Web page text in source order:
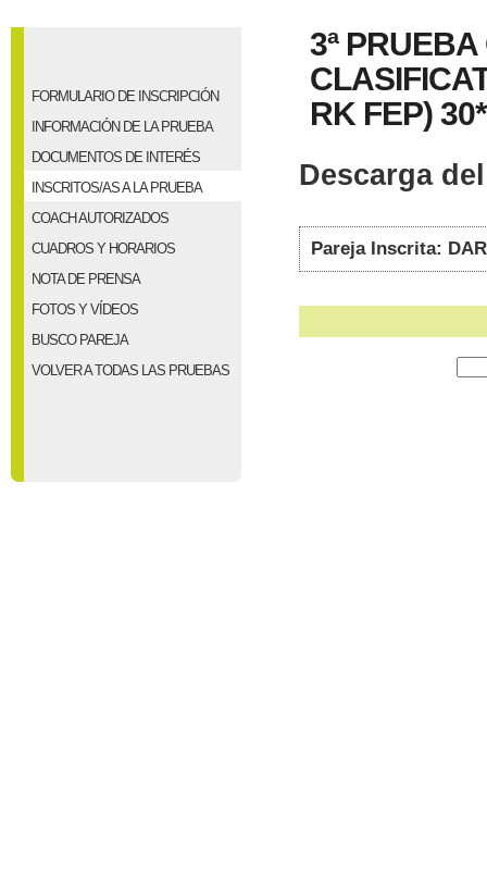
FORMULARIO DE INSCRIPCIÓN
INFORMACIÓN DE LA PRUEBA
DOCUMENTOS DE INTERÉS
INSCRITOS/AS A LA PRUEBA
COACH AUTORIZADOS
CUADROS Y HORARIOS
NOTA DE PRENSA
FOTOS Y VÍDEOS
BUSCO PAREJA
VOLVER A TODAS LAS PRUEBAS
3ª
RK FEP) 30*
Descarga
Pareja Inscrita: